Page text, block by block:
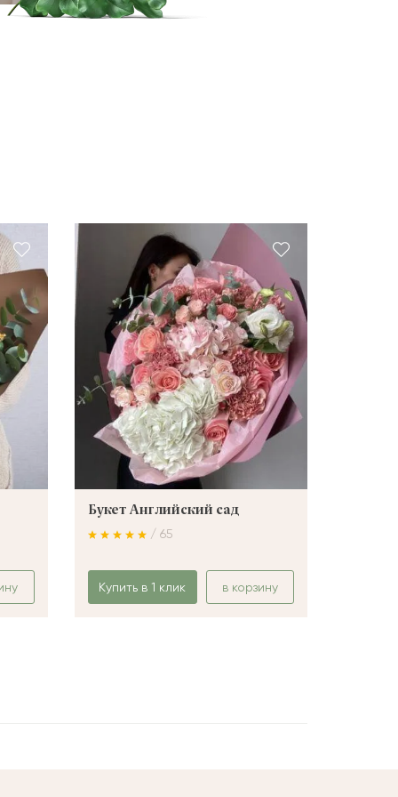
Букет Английский сад
/ 65
Купить в 1 клик в корзину